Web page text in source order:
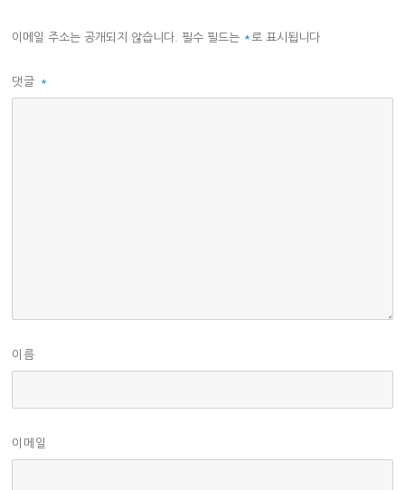
이메일 주소는 공개되지 않습니다. 필수 필드는 *로 표시됩니다
댓글 *
이름
이메일